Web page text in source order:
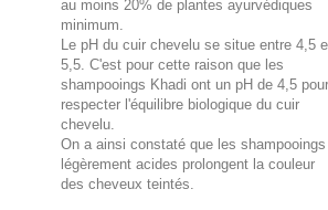
au moins 20% de plantes ayurvédiques
minimum.
Le pH du cuir chevelu se situe entre 4,5
5,5. C'est pour cette raison que les
shampooings Khadi ont un pH de 4,5 pour
respecter l'équilibre biologique du cuir
chevelu.
On a ainsi constaté que les shampooings
légèrement acides prolongent la couleur
des cheveux teintés.